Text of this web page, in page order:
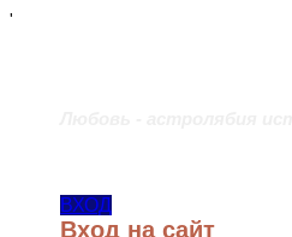
'
ВХОД
Вход на сайт